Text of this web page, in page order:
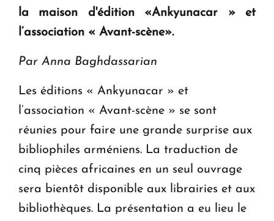
la maison d'édition «Ankyunacar » et
l’association « Avant-scène».
Par Anna Baghdassarian
Les éditions « Ankyunacar » et
l’association « Avant-scène » se sont
réunies pour faire une grande surprise aux
bibliophiles arméniens. La traduction de
cinq pièces africaines en un seul ouvrage
sera bientôt disponible aux librairies et aux
bibliothèques. La présentation a eu lieu le